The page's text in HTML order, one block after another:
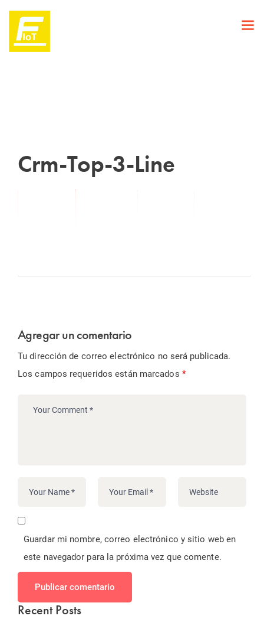
Crm-Top-3-Line
Agregar un comentario
Tu dirección de correo electrónico no será publicada.
Los campos requeridos están marcados *
Guardar mi nombre, correo electrónico y sitio web en
este navegador para la próxima vez que comente.
Publicar comentario
Recent Posts